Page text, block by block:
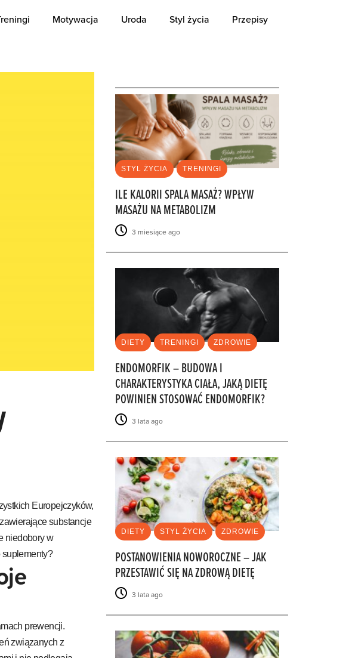
Motywacja Uroda Styl życia Przepisy
Europejczyków,
substancje
niedobory w
suplementy?
prewencji.
związanych z
STYL ŻYCIA TRENINGI
ILE KALORII SPALA MASAŻ? WPŁYW
MASAŻU NA METABOLIZM
3 miesiące ago
DIETY TRENINGI ZDROWIE
ENDOMORFIK – BUDOWA I
CHARAKTERYSTYKA CIAŁA, JAKĄ DIETĘ
POWINIEN STOSOWAĆ ENDOMORFIK?
3 lata ago
DIETY STYL ŻYCIA ZDROWIE
POSTANOWIENIA NOWOROCZNE – JAK
PRZESTAWIĆ SIĘ NA ZDROWĄ DIETĘ
3 lata ago